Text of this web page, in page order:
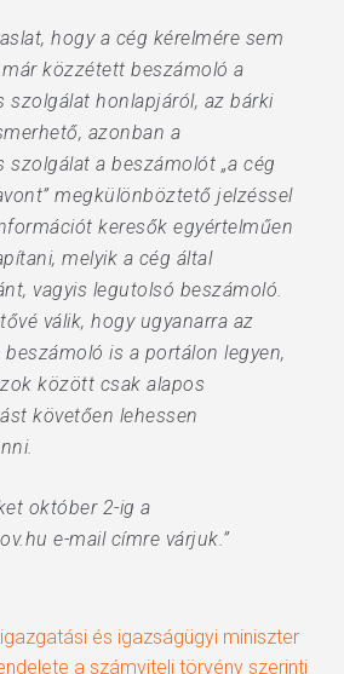
hogy a cég kérelmére sem
közzétett beszámoló a
szolgálat honlapjáról, az bárki
azonban a
szolgálat a beszámolót „a cég
megkülönböztető jelzéssel
keresők egyértelműen
melyik a cég által
vagyis legutolsó beszámoló.
válik, hogy ugyanarra az
is a portálon legyen,
között csak alapos
követően lehessen
október 2-ig a
e-mail címre várjuk.”
és igazságügyi miniszter
a számviteli törvény szerinti